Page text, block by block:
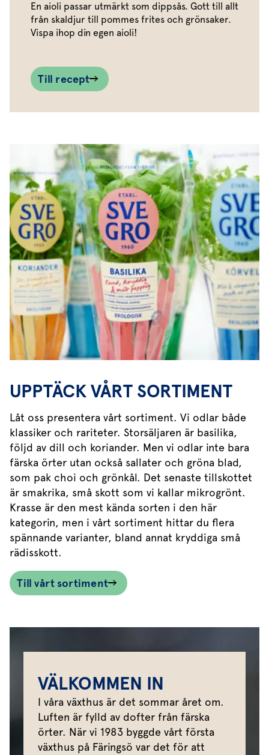
En aioli passar utmärkt som dippsås. Gott till allt
från skaldjur till pommes frites och grönsaker.
Vispa ihop din egen aioli!
Till recept
UPPTÄCK VÅRT SORTIMENT
Låt oss presentera vårt sortiment. Vi odlar både
klassiker och rariteter. Storsäljaren är basilika,
följd av dill och koriander. Men vi odlar inte bara
färska örter utan också sallater och gröna blad,
som pak choi och grönkål. Det senaste tillskottet
är smakrika, små skott som vi kallar mikrogrönt.
Krasse är den mest kända sorten i den här
kategorin, men i vårt sortiment hittar du flera
spännande varianter, bland annat kryddiga små
rädisskott.
Till vårt sortiment
VÄLKOMMEN IN
I våra växthus är det sommar året om.
Luften är fylld av dofter från färska
örter. När vi 1983 byggde vårt första
växthus på Färingsö var det för att